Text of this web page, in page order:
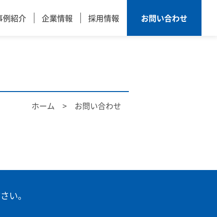
例紹介 企業情報 採用情報 お問い合わせ
ホーム > お問い合わせ
い。